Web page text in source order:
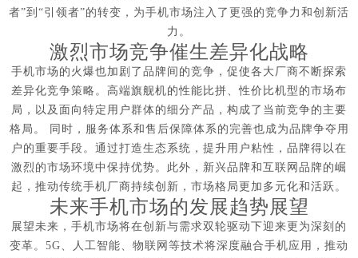
者”到“引领者”的转变，为手机市场注入了更强的竞争力和创新活
力。
激烈市场竞争催生差异化战略
手机市场的火爆也加剧了品牌间的竞争，促使各大厂商不断探索
差异化竞争策略。高端旗舰机的性能比拼、性价比机型的市场布
局，以及面向特定用户群体的细分产品，构成了当前竞争的主要
格局。 同时，服务体系和售后保障体系的完善也成为品牌争夺用
户的重要手段。通过打造生态系统，提升用户粘性，品牌得以在
激烈的市场环境中保持优势。此外，新兴品牌和互联网品牌的崛
起，推动传统手机厂商持续创新，市场格局更加多元化和活跃。
未来手机市场的发展趋势展望
展望未来，手机市场将在创新与需求双轮驱动下迎来更为深刻的
变革。5G、人工智能、物联网等技术将深度融合手机应用，推动